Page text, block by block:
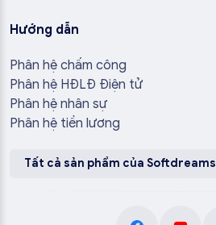
Hướng dẫn
Phân hệ chấm công
Phân hệ HĐLĐ Điện tử
Phân hệ nhân sự
Phân hệ tiền lương
Tất cả sản phẩm của Softdreams